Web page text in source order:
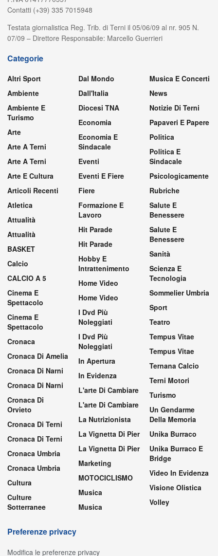
Contatti (+39) 335 7015948
Testata giornalistica Reg. Trib. di Terni il 05/06/09 al nr. 905 N.
07/09 – Direttore Responsabile: Marcello Guerrieri
Categorie
Altri Sport
Ambiente
Ambiente E
Turismo
Arte
Arte A Terni
Arte A Terni
Arte E Cultura
Articoli Recenti
Atletica
Attualità
Attualità
BASKET
Calcio
CALCIO A 5
Cinema E
Spettacolo
Cinema E
Spettacolo
Cronaca
Cronaca Di Amelia
Cronaca Di Narni
Cronaca Di Narni
Cronaca Di
Orvieto
Cronaca Di Terni
Cronaca Di Terni
Cronaca Umbria
Cronaca Umbria
Cultura
Culture
Sotterranee
Dal Mondo
Dall'Italia
Diocesi TNA
Economia
Economia E
Sindacale
Eventi
Eventi E Fiere
Fiere
Formazione E
Lavoro
Hit Parade
Hit Parade
Hobby E
Intrattenimento
Home Video
Home Video
I Dvd Più
Noleggiati
I Dvd Più
Noleggiati
In Apertura
In Evidenza
L'arte Di Cambiare
L'arte Di Cambiare
La Nutrizionista
La Vignetta Di Pier
La Vignetta Di Pier
Marketing
MOTOCICLISMO
Musica
Musica
Musica E Concerti
News
Notizie Di Terni
Papaveri E Papere
Politica
Politica E
Sindacale
Psicologicamente
Rubriche
Salute E
Benessere
Salute E
Benessere
Sanità
Scienza E
Tecnologia
Sommelier Umbria
Sport
Teatro
Tempus Vitae
Tempus Vitae
Ternana Calcio
Terni Motori
Turismo
Un Gendarme
Della Memoria
Unika Burraco
Unika Burraco E
Bridge
Video In Evidenza
Visione Olistica
Volley
Preferenze privacy
Modifica le preferenze privacy